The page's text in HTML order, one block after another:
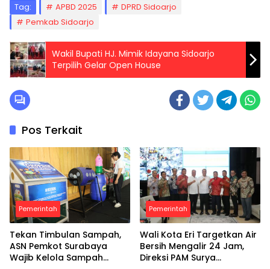
Tag: APBD 2025
DPRD Sidoarjo
Pemkab Sidoarjo
Wakil Bupati HJ. Mimik Idayana Sidoarjo
Terpilih Gelar Open House
Pos Terkait
Pemerintah
Tekan Timbulan Sampah,
ASN Pemkot Surabaya
Wajib Kelola Sampah
Pemerintah
Wali Kota Eri Targetkan Air
Bersih Mengalir 24 Jam,
Direksi PAM Surya